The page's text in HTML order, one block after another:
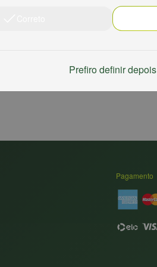
Pagamento
Prefiro definir depois